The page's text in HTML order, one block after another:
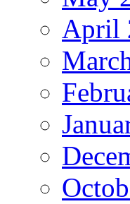
April